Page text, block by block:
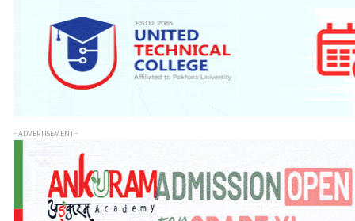
- ADVERTISEMENT -